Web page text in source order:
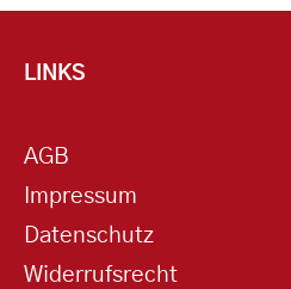
LINKS
AGB
Impressum
Datenschutz
Widerrufsrecht